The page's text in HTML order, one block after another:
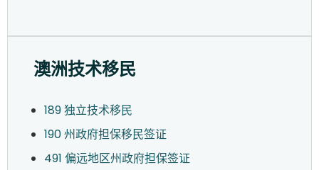
澳洲技术移民
189 独立技术移民
190 州政府担保移民签证
491 偏远地区州政府担保签证